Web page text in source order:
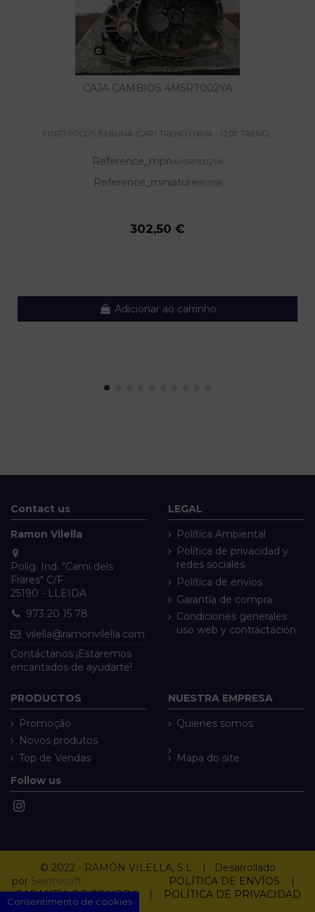
CAJA CAMBIOS 4M5R7002YA
FORD FOCUS BERLINA (CAP) TREND | 08.04 - 12.07 TREND...
Reference_mpn4M5R7002YA
Reference_miniature810258
302,50 €
Adicionar ao carrinho
Contact us
Ramon Vilella
Políg. Ind. "Camí dels
Frares" C/F
25190 - LLEIDA
973 20 15 78
vilella@ramonvilella.com
Contáctanos ¡Estaremos
encantados de ayudarte!
LEGAL
Política Ambiental
Política de privacidad y
redes sociales
Política de envíos
Garantía de compra
Condiciones generales
uso web y contractación
PRODUCTOS
Promoção
Novos produtos
Top de Vendas
NUESTRA EMPRESA
Quienes somos
Mapa do site
Follow us
© 2022 - RAMÓN VILELLA, S.L. | Desarrollado
por Seintosoft POLÍTICA DE ENVÍOS
|
GARANTÍA DE COMPRA| POLÍTICA DE PRIVACIDAD
Consentimento de cookies